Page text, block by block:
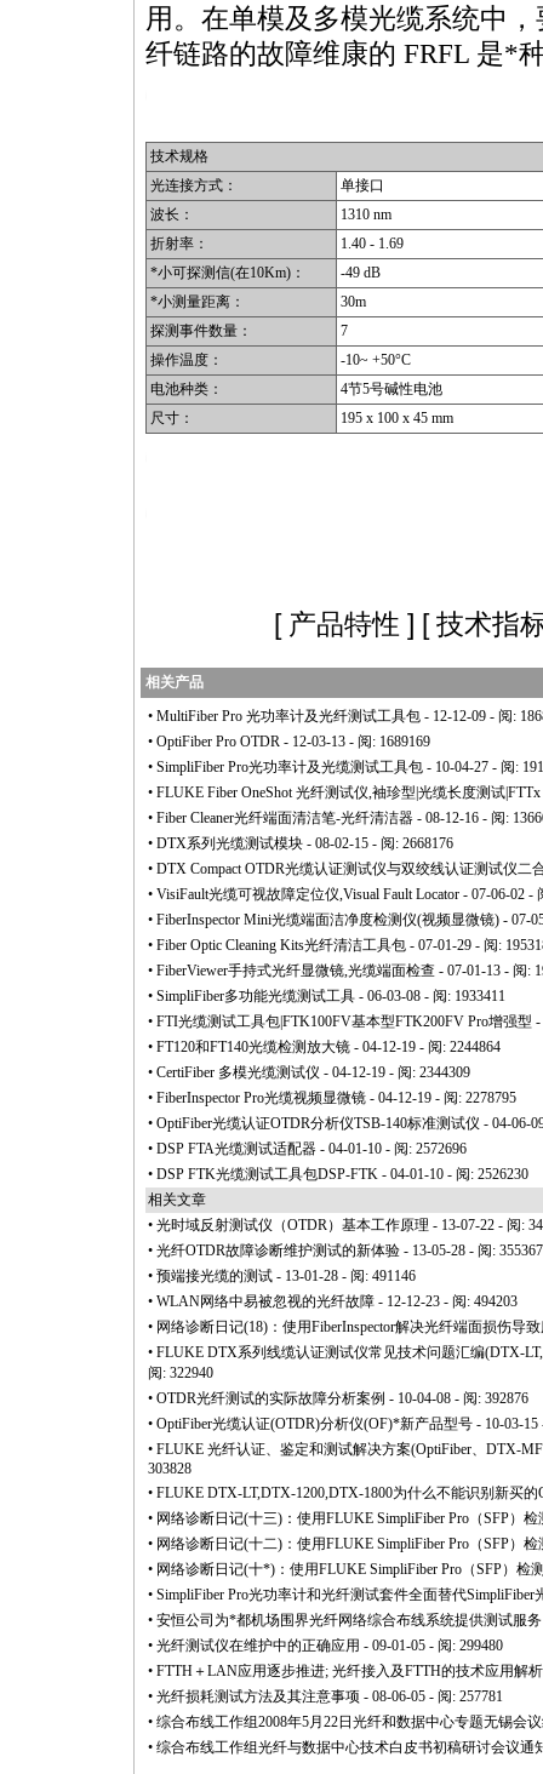
用。在单模及多模光缆系统中
纤链路的故障维康的 FRFL 是*
技术规格
光连接方式：
单接口
波长：
1310 nm
折射率：
1.40 - 1.69
*小可探测信(在10Km)：
-49 dB
*小测量距离：
30m
探测事件数量：
7
操作温度：
-10~ +50°C
电池种类：
4节5号碱性电池
尺寸：
195 x 100 x 45 mm
[ 产品特性 ] [技术指
相关产品
• MultiFiber Pro 光功率计及光纤测试工具包 - 12-12-09 - 阅:
• OptiFiber Pro OTDR - 12-03-13 - 阅: 1689169
• SimpliFiber Pro光功率计及光缆测试工具包 - 10-04-27 - 阅:
• FLUKE Fiber OneShot 光纤测试仪,袖珍型|光缆长度测试
• Fiber Cleaner光纤端面清洁笔-光纤清洁器 - 08-12-16 - 阅:
• DTX系列光缆测试模块 - 08-02-15 - 阅: 2668176
• DTX Compact OTDR光缆认证测试仪与双绞线认证测试仪二
• VisiFault光缆可视故障定位仪,Visual Fault Locator - 07-06-02 -
• FiberInspector Mini光缆端面洁净度检测仪(视频显微镜) - 07-
• Fiber Optic Cleaning Kits光纤清洁工具包 - 07-01-29 - 阅:
• FiberViewer手持式光纤显微镜,光缆端面检查 - 07-01-13 - 阅:
• SimpliFiber多功能光缆测试工具 - 06-03-08 - 阅: 1933411
• FTI光缆测试工具包|FTK100FV基本型FTK200FV Pro增强型 -
• FT120和FT140光缆检测放大镜 - 04-12-19 - 阅: 2244864
• CertiFiber 多模光缆测试仪 - 04-12-19 - 阅: 2344309
• FiberInspector Pro光缆视频显微镜 - 04-12-19 - 阅: 2278795
• OptiFiber光缆认证OTDR分析仪TSB-140标准测试仪 - 04-06-
• DSP FTA光缆测试适配器 - 04-01-10 - 阅: 2572696
• DSP FTK光缆测试工具包DSP-FTK - 04-01-10 - 阅: 2526230
相关文章
• 光时域反射测试仪（OTDR）基本工作原理 - 13-07-22 - 阅:
• 光纤OTDR故障诊断维护测试的新体验 - 13-05-28 - 阅: 355367
• 预端接光缆的测试 - 13-01-28 - 阅: 491146
• WLAN网络中易被忽视的光纤故障 - 12-12-23 - 阅: 494203
• 网络诊断日记(18)：使用FiberInspector解决光纤端面损伤导
• FLUKE DTX系列线缆认证测试仪常见技术问题汇编(DTX-
阅: 322940
• OTDR光纤测试的实际故障分析案例 - 10-04-08 - 阅: 392876
• OptiFiber光缆认证(OTDR)分析仪(OF)*新产品型号 - 10-03-15
• FLUKE 光纤认证、鉴定和测试解决方案(OptiFiber、DTX-
303828
• FLUKE DTX-LT,DTX-1200,DTX-1800为什么不能识别新买的
• 网络诊断日记(十三)：使用FLUKE SimpliFiber Pro（SFP）
• 网络诊断日记(十二)：使用FLUKE SimpliFiber Pro（SFP）
• 网络诊断日记(十*)：使用FLUKE SimpliFiber Pro（SFP）检
• SimpliFiber Pro光功率计和光纤测试套件全面替代SimpliFiber
• 安恒公司为*都机场围界光纤网络综合布线系统提供测试服务
• 光纤测试仪在维护中的正确应用 - 09-01-05 - 阅: 299480
• FTTH＋LAN应用逐步推进; 光纤接入及FTTH的技术应用解析
• 光纤损耗测试方法及其注意事项 - 08-06-05 - 阅: 257781
• 综合布线工作组2008年5月22日光纤和数据中心专题无锡会
• 综合布线工作组光纤与数据中心技术白皮书初稿研讨会议通